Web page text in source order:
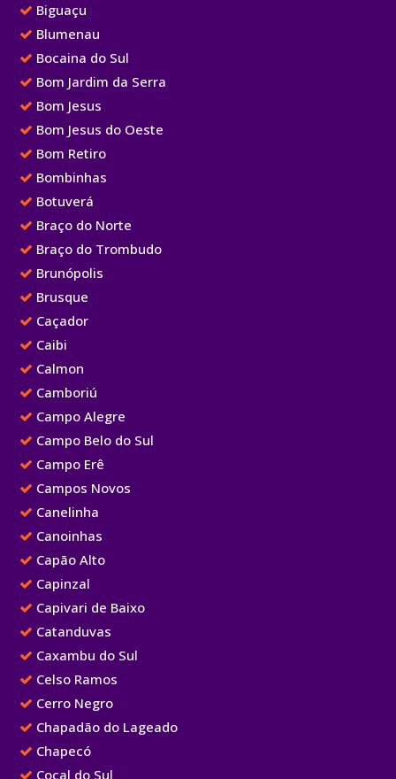
Biguaçu
Blumenau
Bocaina do Sul
Bom Jardim da Serra
Bom Jesus
Bom Jesus do Oeste
Bom Retiro
Bombinhas
Botuverá
Braço do Norte
Braço do Trombudo
Brunópolis
Brusque
Caçador
Caibi
Calmon
Camboriú
Campo Alegre
Campo Belo do Sul
Campo Erê
Campos Novos
Canelinha
Canoinhas
Capão Alto
Capinzal
Capivari de Baixo
Catanduvas
Caxambu do Sul
Celso Ramos
Cerro Negro
Chapadão do Lageado
Chapecó
Cocal do Sul